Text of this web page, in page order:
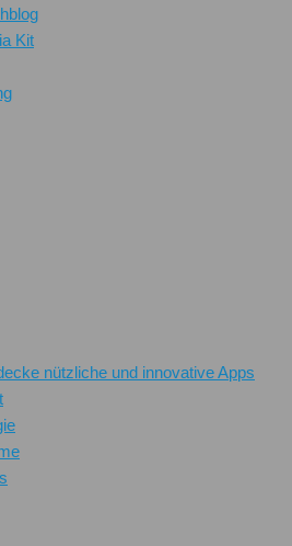
Kit
nützliche und innovative Apps